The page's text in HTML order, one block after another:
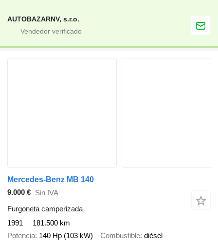
AUTOBAZARNV, s.r.o.
Mercedes-Benz MB 140
9.000 € Sin IVA
Furgoneta camperizada
1991
181.500 km
Potencia 140 Hp (103 kW) Combustible diésel